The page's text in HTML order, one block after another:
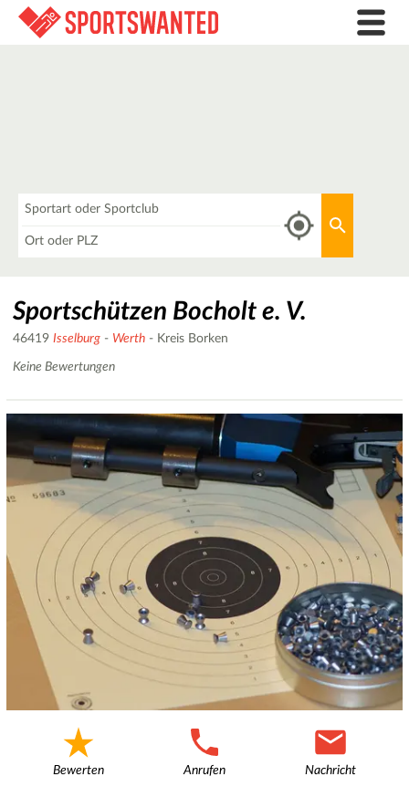
Sportschützen Bocholt e. V.
46419 Isselburg - Werth - Kreis Borken
Keine Bewertungen
Bewerten Anrufen Nachricht